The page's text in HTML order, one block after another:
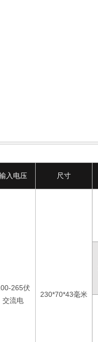
入电压 尺寸
265伏
交流电
230*70*43毫米